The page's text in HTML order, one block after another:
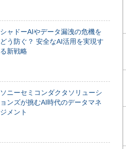
シャドーAIやデータ漏洩の危機を
どう防ぐ？ 安全なAI活用を実現す
る新戦略
ソニーセミコンダクタソリューシ
ョンズが挑むAI時代のデータマネ
ジメント